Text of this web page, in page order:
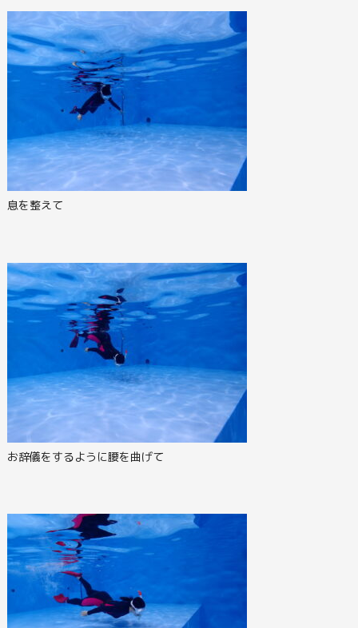
息を整えて
お辞儀をするように腰を曲げて